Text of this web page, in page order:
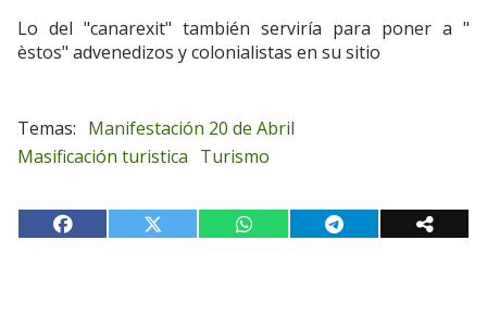
Lo del "canarexit" también serviría para poner a "
èstos" advenedizos y colonialistas en su sitio
Manifestación 20 de Abril
Masificación turistica Turismo